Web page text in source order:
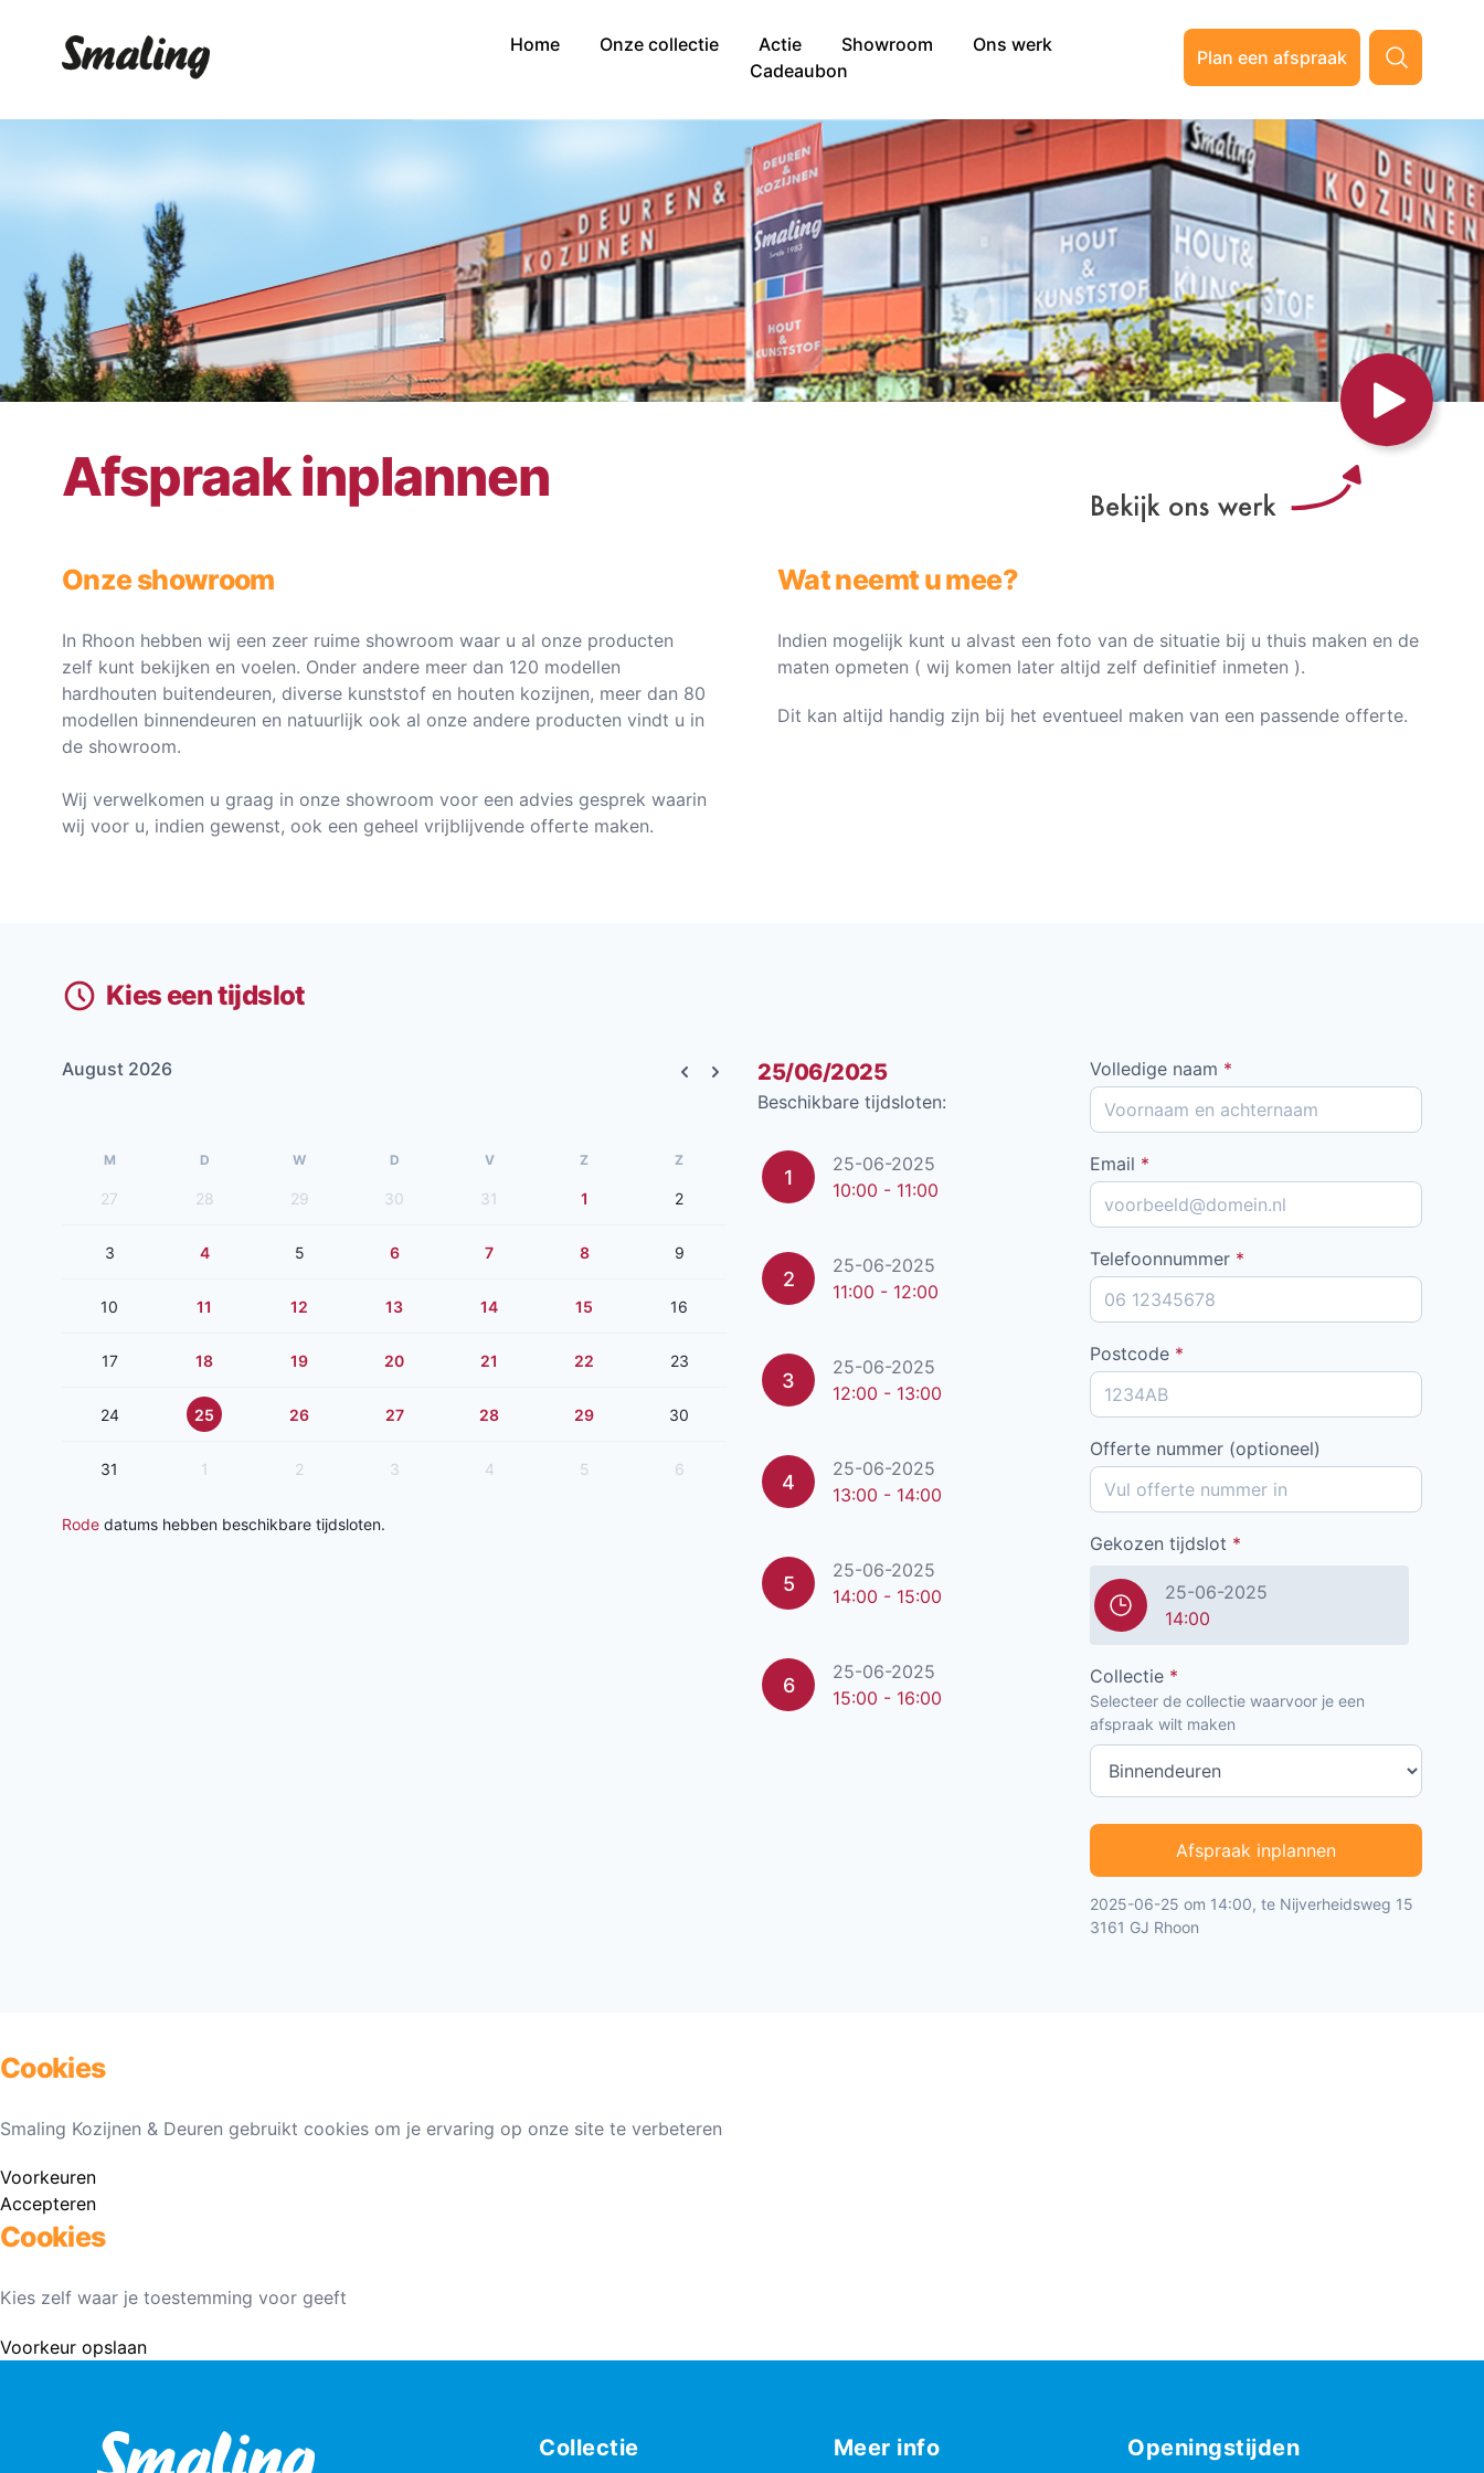
Home Onze collectie Actie Showroom
Ons werk
Cadeaubon
Plan een afspraak
Afspraak inplannen
Onze showroom
In Rhoon hebben wij een zeer ruime showroom waar u al onze producten
zelf kunt bekijken en voelen. Onder andere meer dan 120 modellen
hardhouten buitendeuren, diverse kunststof en houten kozijnen, meer dan 80
modellen binnendeuren en natuurlijk ook al onze andere producten vindt u in
de showroom.
Wij verwelkomen u graag in onze showroom voor een advies gesprek waarin
wij voor u, indien gewenst, ook een geheel vrijblijvende offerte maken.
Wat neemt u mee?
Indien mogelijk kunt u alvast een foto van de situatie bij u thuis maken en de
maten opmeten ( wij komen later altijd zelf definitief inmeten ).
Dit kan altijd handig zijn bij het eventueel maken van een passende offerte.
Kies een tijdslot
August 2026
Previous month
Next month
M D W D V Z Z
27 28 29 30 31 1 2
3 4 5 6 7 8 9
10 11 12 13 14 15 16
17 18 19 20 21 22 23
24 25 26 27 28 29 30
31 1 2 3 4 5 6
Rode datums hebben beschikbare tijdsloten.
25/06/2025
Beschikbare tijdsloten:
1
25-06-2025
10:00 - 11:00
2
25-06-2025
11:00 - 12:00
3
25-06-2025
12:00 - 13:00
4
25-06-2025
13:00 - 14:00
5
25-06-2025
14:00 - 15:00
6
25-06-2025
15:00 - 16:00
Volledige naam *
Email *
Telefoonnummer *
Postcode *
Offerte nummer (optioneel)
Gekozen tijdslot *
25-06-2025
14:00
Collectie *
Selecteer de collectie waarvoor je een
afspraak wilt maken
Afspraak inplannen
2025-06-25 om 14:00, te Nijverheidsweg 15
3161 GJ Rhoon
Cookies
Smaling Kozijnen & Deuren gebruikt cookies om je ervaring op onze site te verbeteren
Voorkeuren
Accepteren
Cookies
Kies zelf waar je toestemming voor geeft
Voorkeur opslaan
Collectie Meer info Openingstijden